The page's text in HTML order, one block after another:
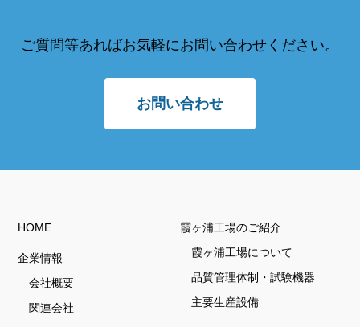
ご質問等あればお気軽にお問い合わせください。
お問い合わせ
HOME
企業情報
会社概要
関連会社
霞ヶ浦工場のご紹介
霞ヶ浦工場について
品質管理体制・試験機器
主要生産設備